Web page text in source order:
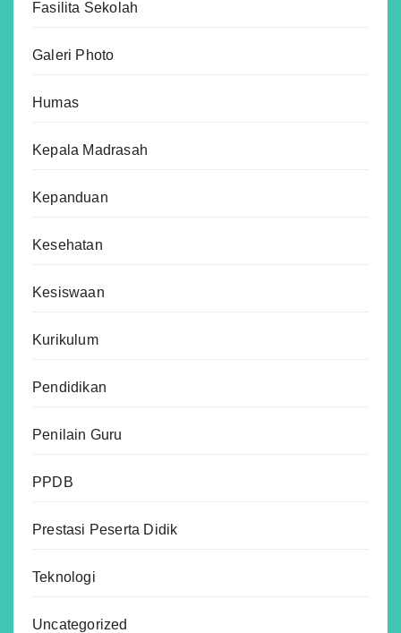
Fasilita Sekolah
Galeri Photo
Humas
Kepala Madrasah
Kepanduan
Kesehatan
Kesiswaan
Kurikulum
Pendidikan
Penilain Guru
PPDB
Prestasi Peserta Didik
Teknologi
Uncategorized